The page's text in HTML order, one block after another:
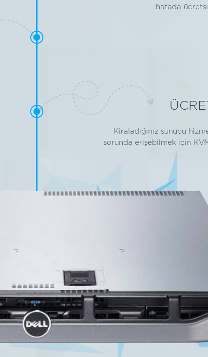
hatada
Kiraladığınız sunucu
sorunda erişebilmek için